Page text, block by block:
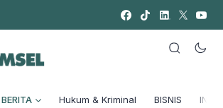
BERITA Hukum & Kriminal BISNIS